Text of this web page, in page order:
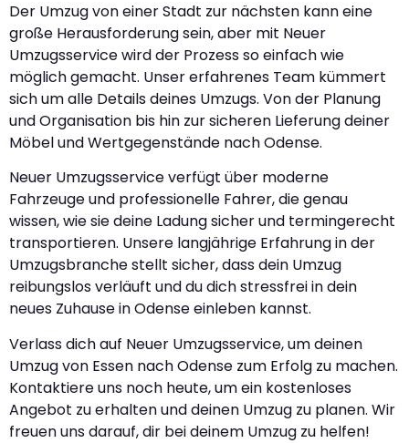
Der Umzug von einer Stadt zur nächsten kann eine
große Herausforderung sein, aber mit Neuer
Umzugsservice wird der Prozess so einfach wie
möglich gemacht. Unser erfahrenes Team kümmert
sich um alle Details deines Umzugs. Von der Planung
und Organisation bis hin zur sicheren Lieferung deiner
Möbel und Wertgegenstände nach Odense.
Neuer Umzugsservice verfügt über moderne
Fahrzeuge und professionelle Fahrer, die genau
wissen, wie sie deine Ladung sicher und termingerecht
transportieren. Unsere langjährige Erfahrung in der
Umzugsbranche stellt sicher, dass dein Umzug
reibungslos verläuft und du dich stressfrei in dein
neues Zuhause in Odense einleben kannst.
Verlass dich auf Neuer Umzugsservice, um deinen
Umzug von Essen nach Odense zum Erfolg zu machen.
Kontaktiere uns noch heute, um ein kostenloses
Angebot zu erhalten und deinen Umzug zu planen. Wir
freuen uns darauf, dir bei deinem Umzug zu helfen!